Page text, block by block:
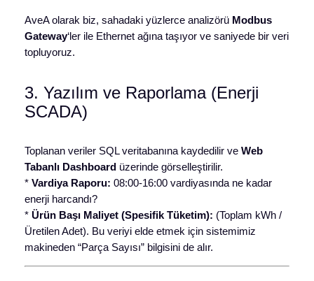
AveA olarak biz, sahadaki yüzlerce analizörü Modbus
Gateway‘ler ile Ethernet ağına taşıyor ve saniyede bir veri
topluyoruz.
3. Yazılım ve Raporlama (Enerji
SCADA)
Toplanan veriler SQL veritabanına kaydedilir ve Web
Tabanlı Dashboardüzerinde görselleştirilir.
* Vardiya Raporu: 08:00-16:00 vardiyasında ne kadar
enerji harcandı?
* Ürün Başı Maliyet (Spesifik Tüketim): (Toplam kWh /
Üretilen Adet). Bu veriyi elde etmek için sistemimiz
makineden “Parça Sayısı” bilgisini de alır.